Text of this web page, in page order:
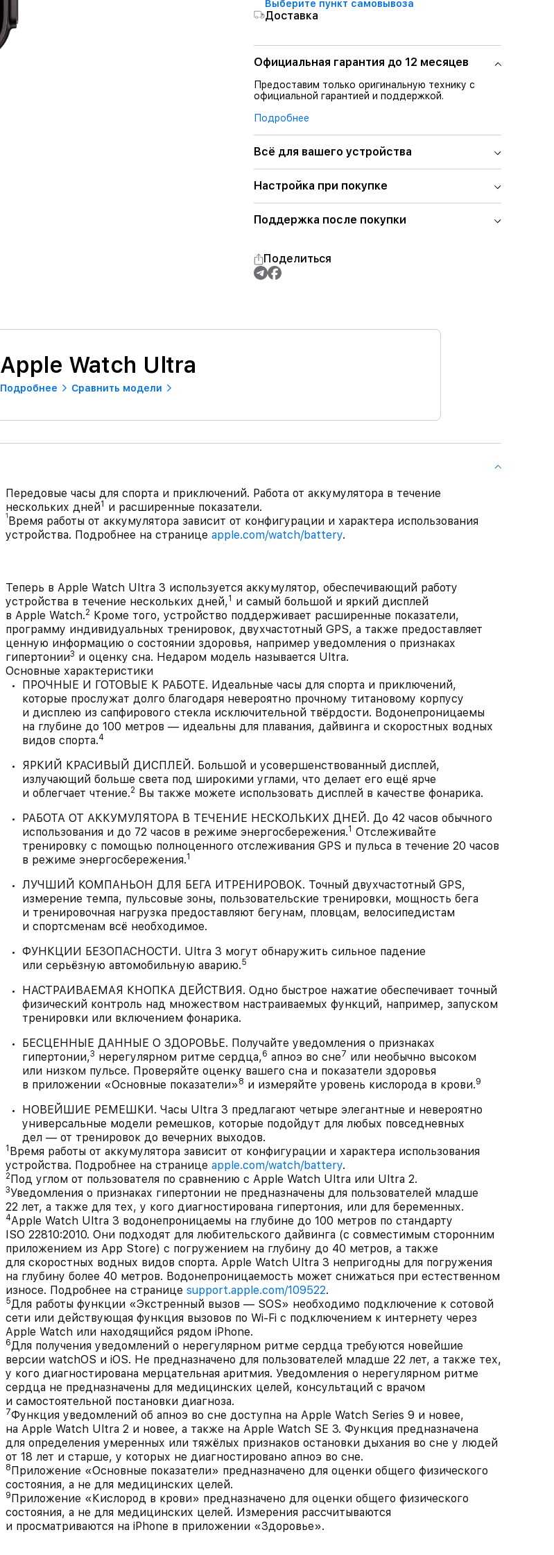
Выберите пункт самовывоза
Доставка
Официальная гарантия до 12 месяцев
Предоставим только оригинальную технику с
официальной гарантией и поддержкой.
Подробнее
Всё для вашего устройства
Настройка при покупке
Поддержка после покупки
Поделиться
Apple Watch Ultra
Подробнее Сравнить модели
Передовые часы для спорта и приключений. Работа от аккумулятора в течение
нескольких дней1 и расширенные показатели.
1Время работы от аккумулятора зависит от конфигурации и характера использования
устройства. Подробнее на странице apple.com/watch/battery.
Теперь в Apple Watch Ultra 3 используется аккумулятор, обеспечивающий работу
устройства в течение нескольких дней,1
и самый большой и яркий дисплей
в Apple Watch.2 Кроме того, устройство поддерживает расширенные показатели,
программу индивидуальных тренировок, двухчастотный GPS, а также предоставляет
ценную информацию о состоянии здоровья, например уведомления о признаках
гипертонии3 и оценку сна. Недаром модель называется Ultra.
Основные характеристики
ПРОЧНЫЕ И ГОТОВЫЕ К РАБОТЕ. Идеальные часы для спорта и приключений,
которые прослужат долго благодаря невероятно прочному титановому корпусу
и дисплею из сапфирового стекла исключительной твёрдости. Водонепроницаемы
на глубине до 100 метров — идеальны для плавания, дайвинга и скоростных водных
видов спорта.4
ЯРКИЙ КРАСИВЫЙ ДИСПЛЕЙ. Большой и усовершенствованный дисплей,
излучающий больше света под широкими углами, что делает его ещё ярче
и облегчает чтение.2 Вы также можете использовать дисплей в качестве фонарика.
РАБОТА ОТ АККУМУЛЯТОРА В ТЕЧЕНИЕ НЕСКОЛЬКИХ ДНЕЙ. До 42 часов обычного
использования и до 72 часов в режиме энергосбережения.1 Отслеживайте
тренировку с помощью полноценного отслеживания GPS и пульса в течение 20 часов
в режиме энергосбережения.1
ЛУЧШИЙ КОМПАНЬОН ДЛЯ БЕГА ИТРЕНИРОВОК. Точный двухчастотный GPS,
измерение темпа, пульсовые зоны, пользовательские тренировки, мощность бега
и тренировочная нагрузка предоставляют бегунам, пловцам, велосипедистам
и спортсменам всё необходимое.
ФУНКЦИИ БЕЗОПАСНОСТИ. Ultra 3 могут обнаружить сильное падение
или серьёзную автомобильную аварию.5
НАСТРАИВАЕМАЯ КНОПКА ДЕЙСТВИЯ. Одно быстрое нажатие обеспечивает точный
физический контроль над множеством настраиваемых функций, например, запуском
тренировки или включением фонарика.
БЕСЦЕННЫЕ ДАННЫЕ О ЗДОРОВЬЕ. Получайте уведомления о признаках
гипертонии,3 нерегулярном ритме сердца,6 апноэ во сне7 или необычно высоком
или низком пульсе. Проверяйте оценку вашего сна и показатели здоровья
в приложении «Основные показатели»8 и измеряйте уровень кислорода в крови.9
НОВЕЙШИЕ РЕМЕШКИ. Часы Ultra 3 предлагают четыре элегантные и невероятно
универсальные модели ремешков, которые подойдут для любых повседневных
дел — от тренировок до вечерних выходов.
1 Время работы от аккумулятора зависит от конфигурации и характера использования
устройства. Подробнее на странице apple.com/watch/battery.
2Под углом от пользователя по сравнению с Apple Watch Ultra или Ultra 2.
3Уведомления о признаках гипертонии не предназначены для пользователей младше
22 лет, а также для тех, у кого диагностирована гипертония, или для беременных.
4Apple Watch Ultra 3 водонепроницаемы на глубине до 100 метров по стандарту
ISO 22810:2010. Они подходят для любительского дайвинга (с совместимым сторонним
приложением из App Store) с погружением на глубину до 40 метров, а также
для скоростных водных видов спорта. Apple Watch Ultra 3 непригодны для погружения
на глубину более 40 метров. Водонепроницаемость может снижаться при естественном
износе. Подробнее на странице support.apple.com/109522.
5Для работы функции «Экстренный вызов — SOS» необходимо подключение к сотовой
сети или действующая функция вызовов по Wi‑Fi с подключением к интернету через
Apple Watch или находящийся рядом iPhone.
6Для получения уведомлений о нерегулярном ритме сердца требуются новейшие
версии watchOS и iOS. Не предназначено для пользователей младше 22 лет, а также тех,
у кого диагностирована мерцательная аритмия. Уведомления о нерегулярном ритме
сердца не предназначены для медицинских целей, консультаций с врачом
и самостоятельной постановки диагноза.
7Функция уведомлений об апноэ во сне доступна на Apple Watch Series 9 и новее,
на Apple Watch Ultra 2 и новее, а также на Apple Watch SE 3. Функция предназначена
для определения умеренных или тяжёлых признаков остановки дыхания во сне у людей
от 18 лет и старше, у которых не диагностировано апноэ во сне.
8Приложение «Основные показатели» предназначено для оценки общего физического
состояния, а не для медицинских целей.
9Приложение «Кислород в крови» предназначено для оценки общего физического
состояния, а не для медицинских целей. Измерения рассчитываются
и просматриваются на iPhone в приложении «Здоровье».